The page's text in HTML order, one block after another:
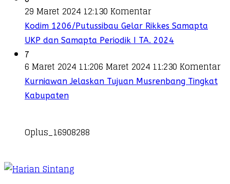
29 Maret 2024 12:130 Komentar
Kodim 1206/Putussibau Gelar Rikkes Samapta
UKP dan Samapta Periodik I TA. 2024
7
6 Maret 2024 11:206 Maret 2024 11:230 Komentar
Kurniawan Jelaskan Tujuan Musrenbang Tingkat
Kabupaten
Oplus_16908288